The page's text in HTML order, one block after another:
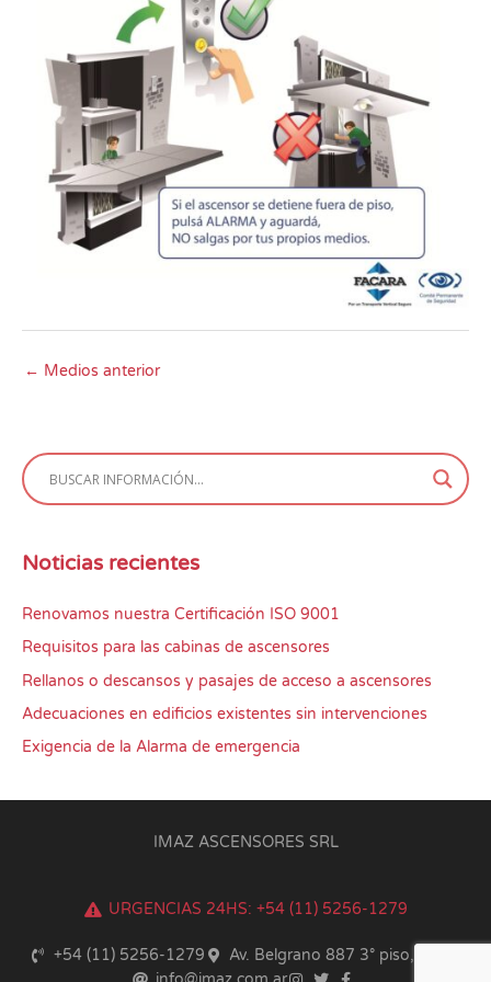
← Medios anterior
Noticias recientes
Renovamos nuestra Certificación ISO 9001
Requisitos para las cabinas de ascensores
Rellanos o descansos y pasajes de acceso a ascensores
Adecuaciones en edificios existentes sin intervenciones
Exigencia de la Alarma de emergencia
IMAZ ASCENSORES SRL
URGENCIAS 24HS: +54 (11) 5256-1279
+54 (11) 5256-1279
Av. Belgrano 887 3° piso, CABA